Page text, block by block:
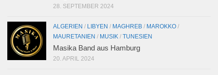
28. SEPTEMBER 2024
ALGERIEN / LIBYEN / MAGHREB / MAROKKO /
MAURETANIEN / MUSIK / TUNESIEN
Masika Band aus Hamburg
20. APRIL 2024